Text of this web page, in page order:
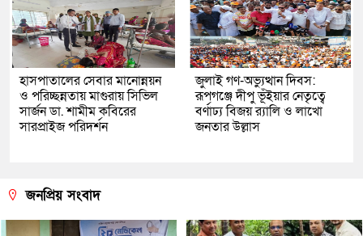
হাসপাতালের সেবার মানোন্নয়ন
ও পরিচ্ছন্নতায় মাগুরায় সিভিল
সার্জন ডা. শামীম কবিরের
সারপ্রাইজ পরিদর্শন
জুলাই গণ-অভ্যুত্থান দিবস:
রূপগঞ্জে দীপু ভূঁইয়ার নেতৃত্বে
বর্ণাঢ্য বিজয় র‌্যালি ও লাখো
জনতার উল্লাস
জনপ্রিয় সংবাদ